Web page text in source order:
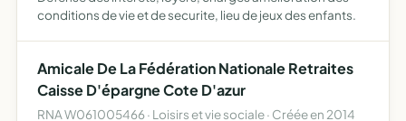
conditions de vie et de securite, lieu de jeux des enfants.
Amicale De La Fédération Nationale Retraites
Caisse D'épargne Cote D'azur
RNA W061005466 · Loisirs et vie sociale · Créée en 2014